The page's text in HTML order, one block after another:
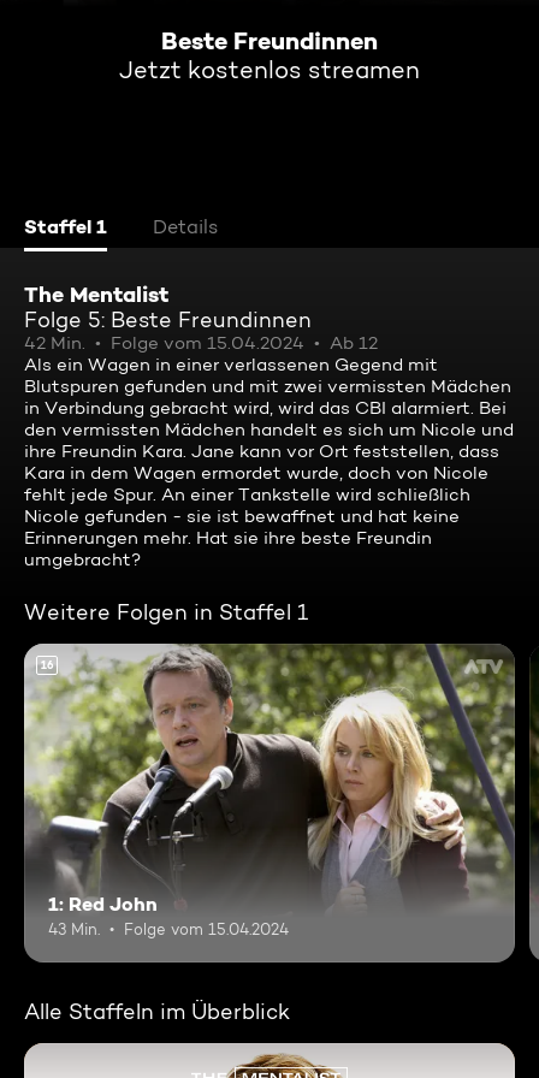
Beste Freundinnen
Jetzt kostenlos streamen
Staffel 1 Details
The Mentalist
Folge 5: Beste Freundinnen
42 Min. Folge vom 15.04.2024
Ab 12
Als ein Wagen in einer verlassenen Gegend mit
Blutspuren gefunden und mit zwei vermissten Mädchen
in Verbindung gebracht wird, wird das CBI alarmiert. Bei
den vermissten Mädchen handelt es sich um Nicole und
ihre Freundin Kara. Jane kann vor Ort feststellen, dass
Kara in dem Wagen ermordet wurde, doch von Nicole
fehlt jede Spur. An einer Tankstelle wird schließlich
Nicole gefunden - sie ist bewaffnet und hat keine
Erinnerungen mehr. Hat sie ihre beste Freundin
umgebracht?
Weitere Folgen in Staffel 1
16
1: Red John
43 Min. Folge vom 15.04.2024
Alle Staffeln im Überblick